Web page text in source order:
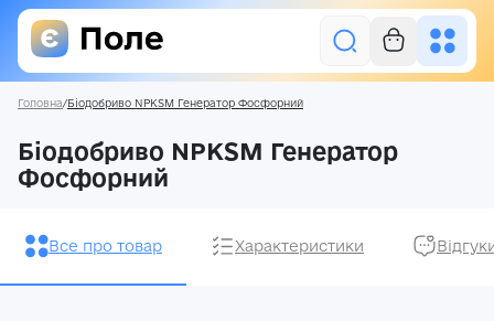
Засоби захисту рослин
Насіння
Головна/Біодобриво NPKSM Генератор Фосфорний
Біодобриво NPKSM Генератор
Фосфорний
Все про товар Характеристики